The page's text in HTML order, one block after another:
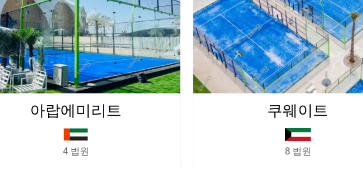
쿠웨이트
8 법원
칠레
4 법원